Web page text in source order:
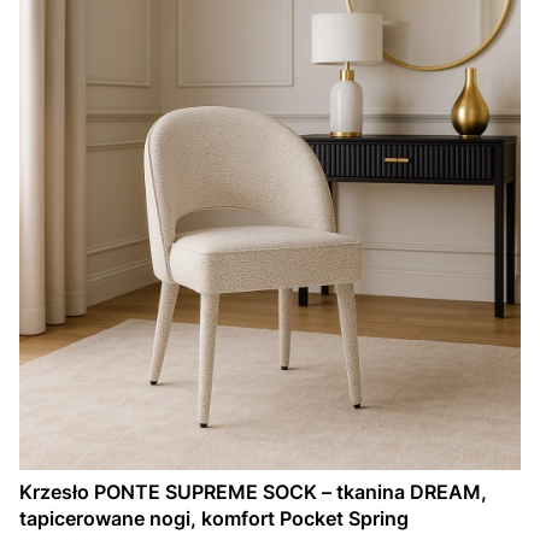
Krzesło PONTE SUPREME SOCK – tkanina DREAM,
tapicerowane nogi, komfort Pocket Spring